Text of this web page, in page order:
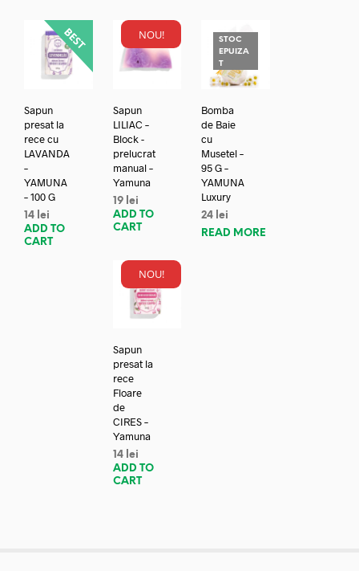
Sapun
presat la
rece cu
LAVANDA
–
YAMUNA
– 100 G
14 lei
ADD TO
CART
NOU!
Sapun
LILIAC –
Block -
prelucrat
manual –
Yamuna
19 lei
ADD TO
CART
STOC
EPUIZA
T
Bomba
de Baie
cu
Musetel –
95 G –
YAMUNA
Luxury
24 lei
READ MORE
NOU!
Sapun
presat la
rece
Floare
de
CIRES –
Yamuna
14 lei
ADD TO
CART